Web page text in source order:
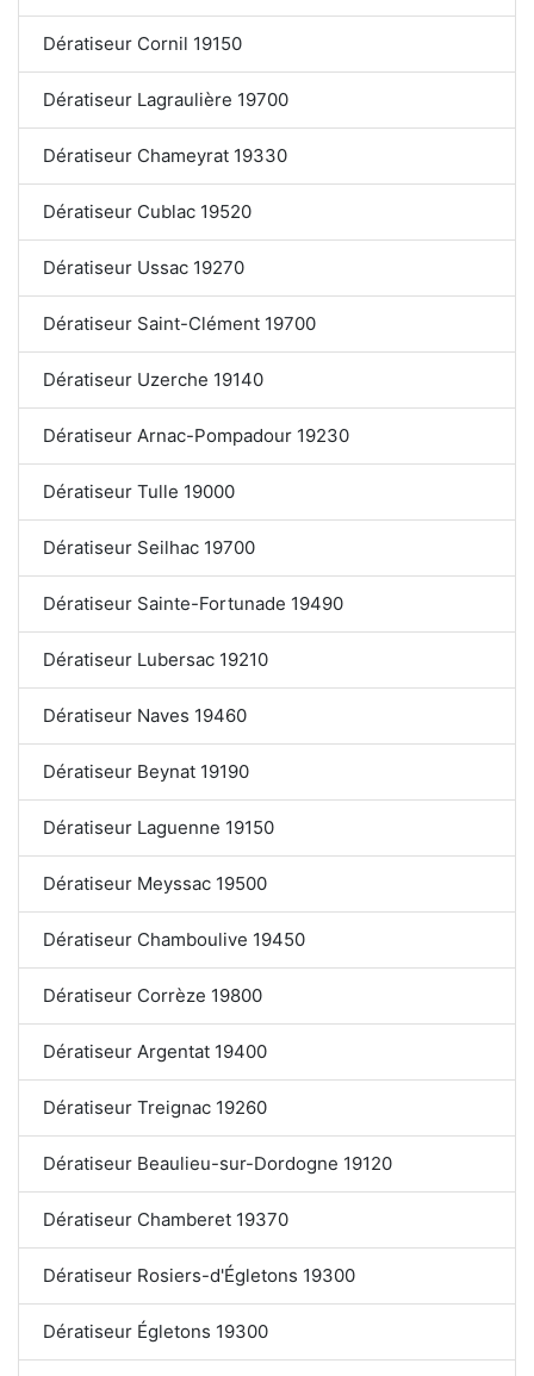
Dératiseur Cornil 19150
Dératiseur Lagraulière 19700
Dératiseur Chameyrat 19330
Dératiseur Cublac 19520
Dératiseur Ussac 19270
Dératiseur Saint-Clément 19700
Dératiseur Uzerche 19140
Dératiseur Arnac-Pompadour 19230
Dératiseur Tulle 19000
Dératiseur Seilhac 19700
Dératiseur Sainte-Fortunade 19490
Dératiseur Lubersac 19210
Dératiseur Naves 19460
Dératiseur Beynat 19190
Dératiseur Laguenne 19150
Dératiseur Meyssac 19500
Dératiseur Chamboulive 19450
Dératiseur Corrèze 19800
Dératiseur Argentat 19400
Dératiseur Treignac 19260
Dératiseur Beaulieu-sur-Dordogne 19120
Dératiseur Chamberet 19370
Dératiseur Rosiers-d'Égletons 19300
Dératiseur Égletons 19300